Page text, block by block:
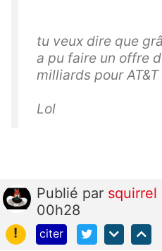
tu veux dire que
a pu faire un offre
milliards pour AT&T
Lol
Publié par squirrel
00h28
!
citer